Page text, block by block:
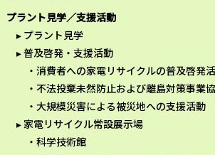
プラント見学／支援活動
プラント見学
普及啓発・支援活動
消費者への家電リサイクルの普及啓発
不法投棄未然防止および離島対策事業
大規模災害による被災地への支援活動
家電リサイクル常設展示場
科学技術館